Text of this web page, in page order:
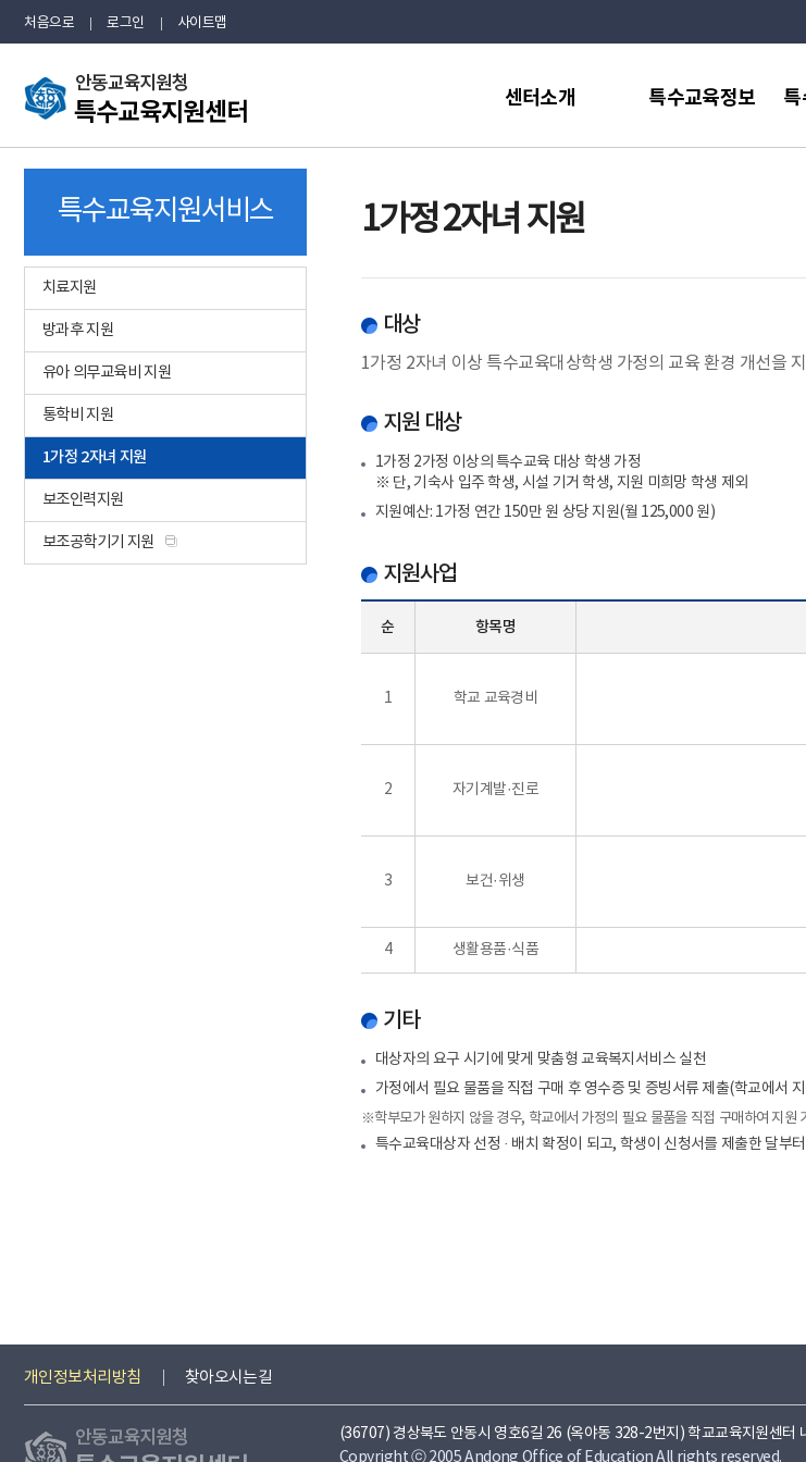
처음으로 로그인 사이트맵
검
색
센터소개 특수교육정보
특수교육지원서비스
치료지원
방과후 지원
유아 의무교육비 지원
통학비 지원
1가정 2자녀 지원
보조인력지원
보조공학기기 지원
1가정 2자녀 지원
대상
1가정 2자녀 이상 특수교육대상학생 가정의 교육 환경 개선을
지원 대상
1가정 2가정 이상의 특수교육 대상 학생 가정
※ 단, 기숙사 입주 학생, 시설 기거 학생, 지원 미희망 학생 제외
지원예산: 1가정 연간 150만 원 상당 지원(월 125,000 원)
지원사업
순 항목명
1 학교 교육경비
2 자기계발·진로
3 보건·위생
4 생활용품·식품
기타
대상자의 요구 시기에 맞게 맞춤형 교육복지서비스 실천
가정에서 필요 물품을 직접 구매 후 영수증 및 증빙서류 제출(학교에서
※학부모가 원하지 않을 경우, 학교에서 가정의 필요 물품을 직접 구매하여 지원
특수교육대상자 선정 · 배치 확정이 되고, 학생이 신청서를 제출한 달
부
타
교
지
개인정보처리방침 찾아오시는길
(36707) 경상북도 안동시 영호6길 26 (옥야동 328-2번지) 학교교육지원센
Copyright ⓒ 2005 Andong Office of Education All rights reserved.